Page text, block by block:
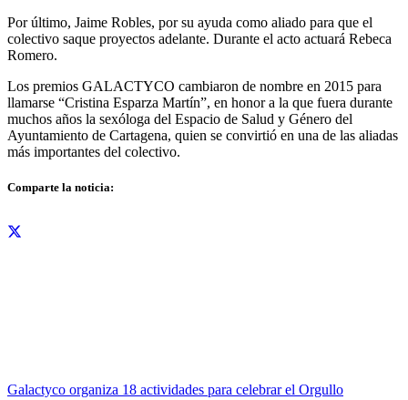
Por último, Jaime Robles, por su ayuda como aliado para que el
colectivo saque proyectos adelante. Durante el acto actuará Rebeca
Romero.
Los premios GALACTYCO cambiaron de nombre en 2015 para
llamarse “Cristina Esparza Martín”, en honor a la que fuera durante
muchos años la sexóloga del Espacio de Salud y Género del
Ayuntamiento de Cartagena, quien se convirtió en una de las aliadas
más importantes del colectivo.
Comparte la noticia:
Galactyco organiza 18 actividades para celebrar el Orgullo